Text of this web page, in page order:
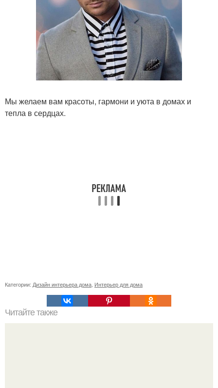
Мы желаем вам красоты, гармони и уюта в домах и
тепла в сердцах.
Категории: Дизайн интерьера дома Интерьер для дома
Читайте также